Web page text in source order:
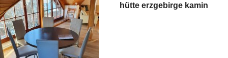
hütte erzgebirge kamin